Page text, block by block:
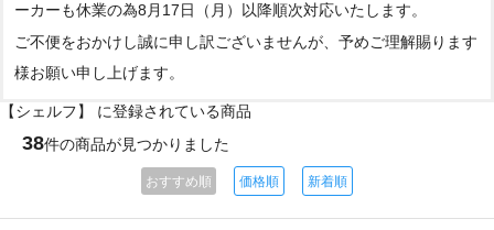
ーカーも休業の為8月17日（月）以降順次対応いたします。
ご不便をおかけし誠に申し訳ございませんが、予めご理解賜ります
様お願い申し上げます。
【シェルフ】 に登録されている商品
38件の商品が見つかりました
おすすめ順 価格順 新着順